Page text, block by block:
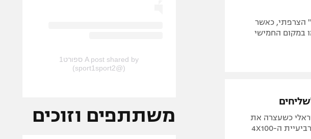
הצרפתי, כאשר
במקום החמישי
הישראלי כשעצרה את
השעון אחרי 2:11.91 דקות ותנסה להתחרות על המדליה, רביעיית ה-4X100
A post shared by ספורט1
(@sport1sport2)
משתתפים וזוכים